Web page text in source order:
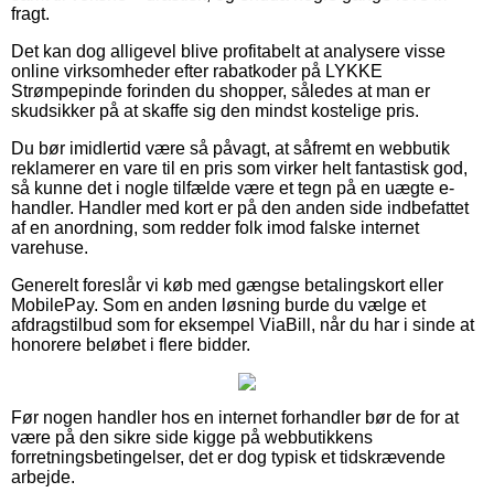
fragt.
Det kan dog alligevel blive profitabelt at analysere visse
online virksomheder efter rabatkoder på LYKKE
Strømpepinde forinden du shopper, således at man er
skudsikker på at skaffe sig den mindst kostelige pris.
Du bør imidlertid være så påvagt, at såfremt en webbutik
reklamerer en vare til en pris som virker helt fantastisk god,
så kunne det i nogle tilfælde være et tegn på en uægte e-
handler. Handler med kort er på den anden side indbefattet
af en anordning, som redder folk imod falske internet
varehuse.
Generelt foreslår vi køb med gængse betalingskort eller
MobilePay. Som en anden løsning burde du vælge et
afdragstilbud som for eksempel ViaBill, når du har i sinde at
honorere beløbet i flere bidder.
Før nogen handler hos en internet forhandler bør de for at
være på den sikre side kigge på webbutikkens
forretningsbetingelser, det er dog typisk et tidskrævende
arbejde.